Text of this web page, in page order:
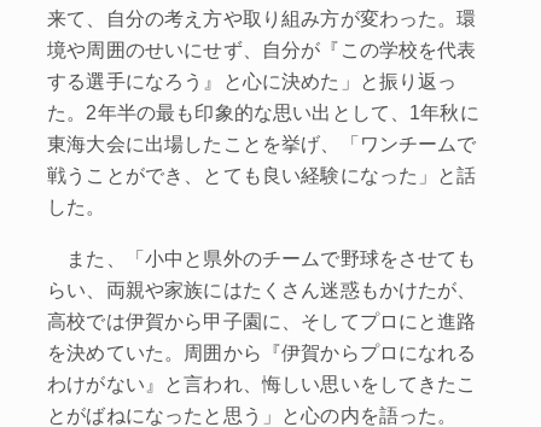
来て、自分の考え方や取り組み方が変わった。環
境や周囲のせいにせず、自分が『この学校を代表
する選手になろう』と心に決めた」と振り返っ
た。2年半の最も印象的な思い出として、1年秋に
東海大会に出場したことを挙げ、「ワンチームで
戦うことができ、とても良い経験になった」と話
した。
また、「小中と県外のチームで野球をさせても
らい、両親や家族にはたくさん迷惑もかけたが、
高校では伊賀から甲子園に、そしてプロにと進路
を決めていた。周囲から『伊賀からプロになれる
わけがない』と言われ、悔しい思いをしてきたこ
とがばねになったと思う」と心の内を語った。